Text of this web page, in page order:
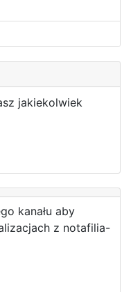
jakiekolwiek
kanału aby
z notafilia-